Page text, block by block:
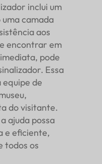
inclui um
camada
aos
encontrar em
pode
Essa
de
do visitante.
ajuda possa
e eficiente,
todos os